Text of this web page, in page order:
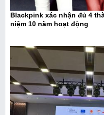
Blackpink xác nhận đủ 4
niệm 10 năm hoạt động